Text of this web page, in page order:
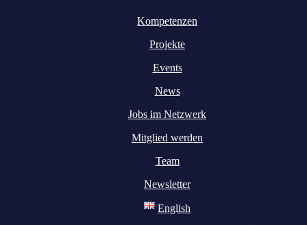
Kompetenzen
Projekte
Events
News
Jobs im Netzwerk
Mitglied werden
Team
Newsletter
English